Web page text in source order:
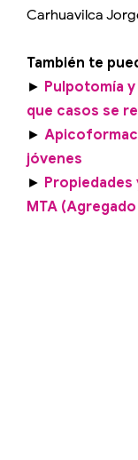
Carhuavilca
También te
► Pulpotomía
que casos se
►
jóvenes
►
MTA